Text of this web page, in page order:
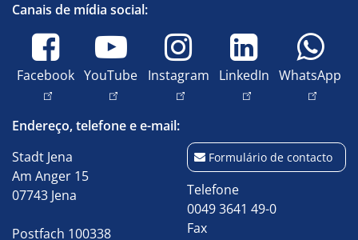
Canais de mídia social:
Facebook YouTube Instagram LinkedIn WhatsApp
Endereço, telefone e e-mail:
Stadt Jena
Am Anger 15
07743 Jena
Postfach 100338
Formulário de contacto
Telefone
0049 3641 49-0
Fax